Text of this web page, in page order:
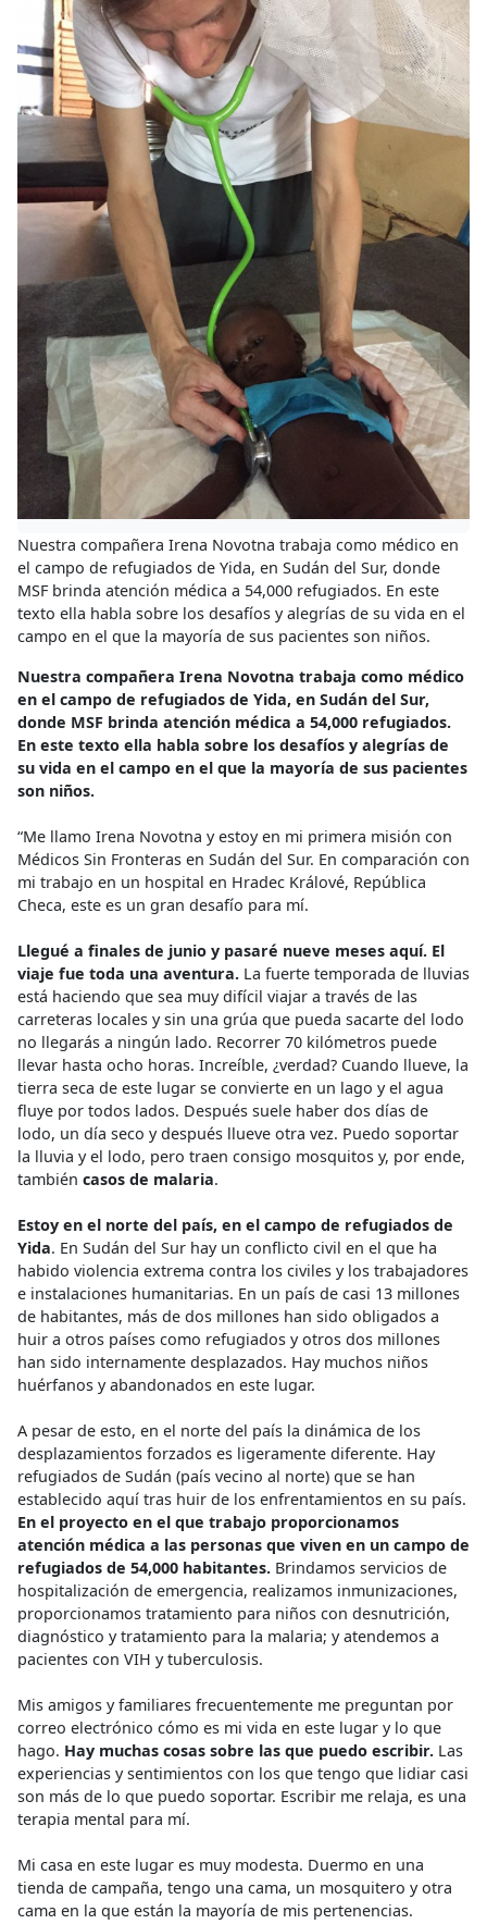
Nuestra compañera Irena Novotna trabaja como médico en
el campo de refugiados de Yida, en Sudán del Sur, donde
MSF brinda atención médica a 54,000 refugiados. En este
texto ella habla sobre los desafíos y alegrías de su vida en el
campo en el que la mayoría de sus pacientes son niños.
Nuestra compañera Irena Novotna trabaja como médico
en el campo de refugiados de Yida, en Sudán del Sur,
donde MSF brinda atención médica a 54,000 refugiados.
En este texto ella habla sobre los desafíos y alegrías de
su vida en el campo en el que la mayoría de sus pacientes
son niños.
“Me llamo Irena Novotna y estoy en mi primera misión con
Médicos Sin Fronteras en Sudán del Sur. En comparación con
mi trabajo en un hospital en Hradec Králové, República
Checa, este es un gran desafío para mí.
Llegué a finales de junio y pasaré nueve meses aquí. El
viaje fue toda una aventura. La fuerte temporada de lluvias
está haciendo que sea muy difícil viajar a través de las
carreteras locales y sin una grúa que pueda sacarte del lodo
no llegarás a ningún lado. Recorrer 70 kilómetros puede
llevar hasta ocho horas. Increíble, ¿verdad? Cuando llueve, la
tierra seca de este lugar se convierte en un lago y el agua
fluye por todos lados. Después suele haber dos días de
lodo, un día seco y después llueve otra vez. Puedo soportar
la lluvia y el lodo, pero traen consigo mosquitos y, por ende,
también casos de malaria.
Estoy en el norte del país, en el campo de refugiados de
Yida. En Sudán del Sur hay un conflicto civil en el que ha
habido violencia extrema contra los civiles y los trabajadores
e instalaciones humanitarias. En un país de casi 13 millones
de habitantes, más de dos millones han sido obligados a
huir a otros países como refugiados y otros dos millones
han sido internamente desplazados. Hay muchos niños
huérfanos y abandonados en este lugar.
A pesar de esto, en el norte del país la dinámica de los
desplazamientos forzados es ligeramente diferente. Hay
refugiados de Sudán (país vecino al norte) que se han
establecido aquí tras huir de los enfrentamientos en su país.
En el proyecto en el que trabajo proporcionamos
atención médica a las personas que viven en un campo de
refugiados de 54,000 habitantes. Brindamos servicios de
hospitalización de emergencia, realizamos inmunizaciones,
proporcionamos tratamiento para niños con desnutrición,
diagnóstico y tratamiento para la malaria; y atendemos a
pacientes con VIH y tuberculosis.
Mis amigos y familiares frecuentemente me preguntan por
correo electrónico cómo es mi vida en este lugar y lo que
hago. Hay muchas cosas sobre las que puedo escribir. Las
experiencias y sentimientos con los que tengo que lidiar casi
son más de lo que puedo soportar. Escribir me relaja, es una
terapia mental para mí.
Mi casa en este lugar es muy modesta. Duermo en una
tienda de campaña, tengo una cama, un mosquitero y otra
cama en la que están la mayoría de mis pertenencias.